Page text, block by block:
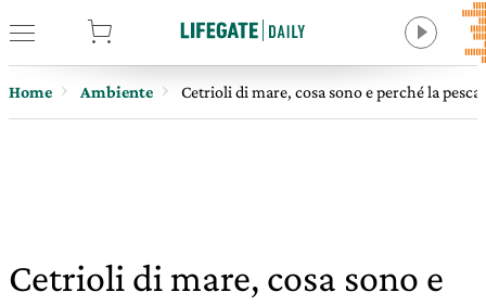
Home Ambiente Cetrioli di mare, cosa sono e perché la
Cetrioli di mare, cosa sono e